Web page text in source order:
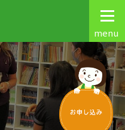
menu